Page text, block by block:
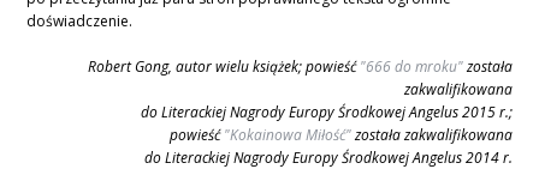
doświadczenie.
Robert Gong, autor wielu książek; powieść"666 do mroku"została
zakwalifikowana
do Literackiej Nagrody Europy Środkowej Angelus 2015 r.;
powieść"Kokainowa Miłość"została zakwalifikowana
do Literackiej Nagrody Europy Środkowej Angelus 2014 r.